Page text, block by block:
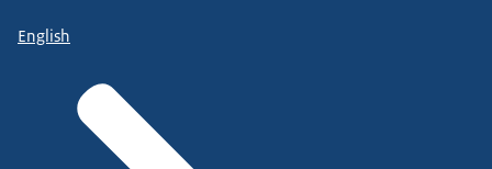
English